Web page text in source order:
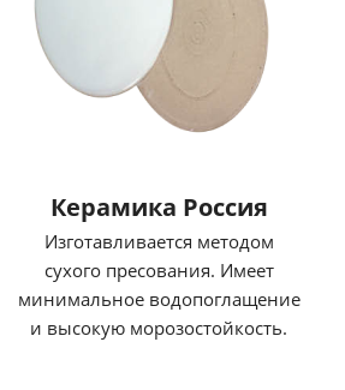
Керамика Россия
Изготавливается методом
сухого пресования. Имеет
минимальное водопоглащение
и высокую морозостойкость.